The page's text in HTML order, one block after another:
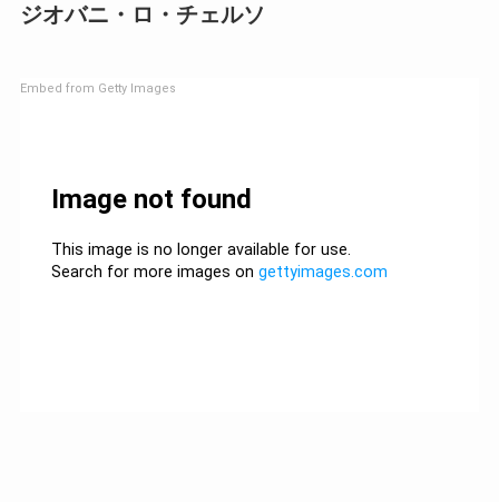
ジオバニ・ロ・チェルソ
Embed from Getty Images